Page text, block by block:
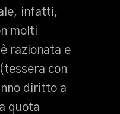
infatti,
molti
razionata e
con
diritto a
quota